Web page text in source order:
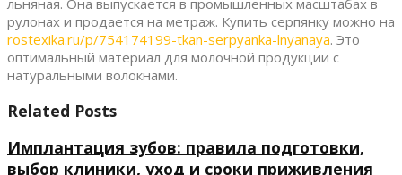
льняная. Она выпускается в промышленных масштабах в
рулонах и продается на метраж. Купить серпянку можно на
rostexika.ru/p/754174199-tkan-serpyanka-lnyanaya. Это
оптимальный материал для молочной продукции с
натуральными волокнами.
Related Posts
Имплантация зубов: правила подготовки,
выбор клиники, уход и сроки приживления